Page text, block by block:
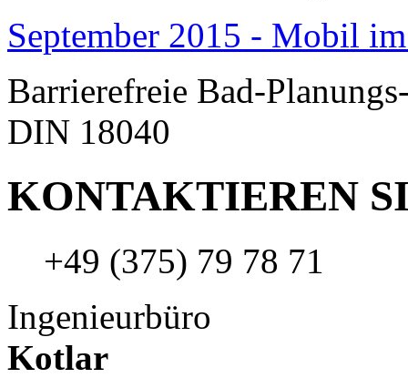
September 2015 - Mobil
Barrierefreie Bad-
DIN 18040
KONTAKTIEREN
+49 (375) 79 78 71
Ingenieurbüro
Kotlar